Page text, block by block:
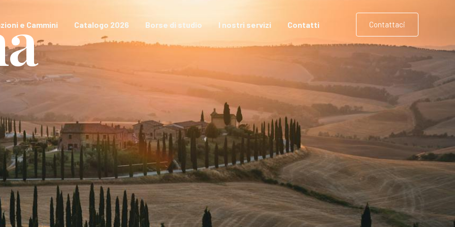
e Cammini Catalogo 2026 Borse di studio I nostri servizi Contatti Contattaci